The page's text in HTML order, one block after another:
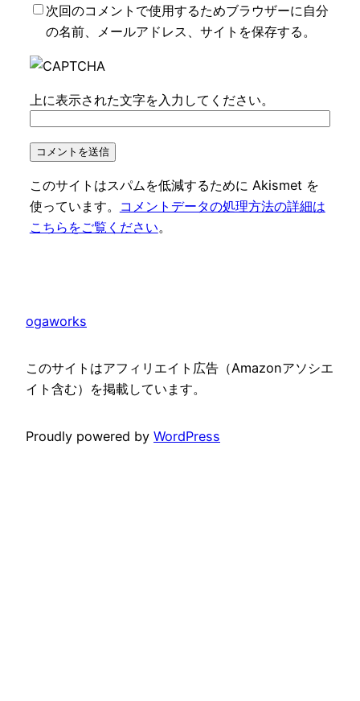
次回のコメントで使用するためブラウザーに自分
の名前、メールアドレス、サイトを保存する。
上に表示された文字を入力してください。
このサイトはスパムを低減するために Akismet を
使っています。
コメントデータの処理方法の詳細は
こちらをご覧ください。
ogaworks
このサイトはアフィリエイト広告（Amazonアソシエ
イト含む）を掲載しています。
Proudly powered by WordPress